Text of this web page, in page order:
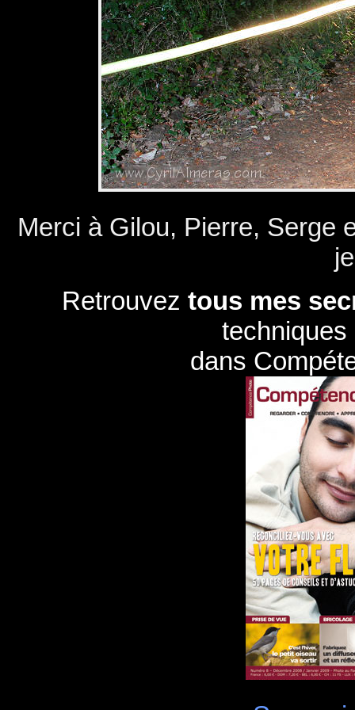
Merci à Gilou, Pierre, Serge
Retrouvez tous mes
dans